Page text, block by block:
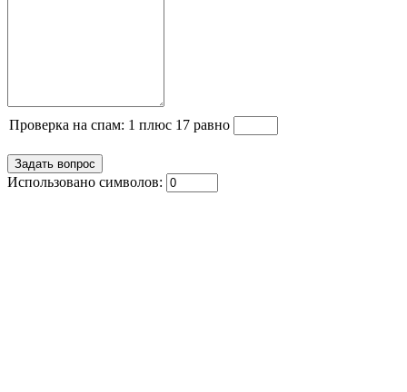
Проверка на спам: 1 плюс 17 равно
Использовано символов: